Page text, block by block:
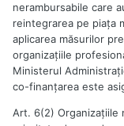
nerambursabile care
reintegrarea pe piaţa
aplicarea măsurilor
organizaţiile
Ministerul
co-finanţarea este
Art. 6(2) Organizaţiile